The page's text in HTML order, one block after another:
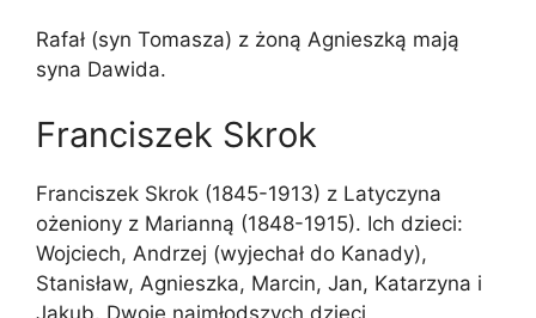
Rafał (syn Tomasza) z żoną Agnieszką mają
syna Dawida.
Franciszek Skrok
Franciszek Skrok (1845-1913) z Latyczyna
ożeniony z Marianną (1848-1915). Ich dzieci:
Wojciech, Andrzej (wyjechał do Kanady),
Stanisław, Agnieszka, Marcin, Jan, Katarzyna i